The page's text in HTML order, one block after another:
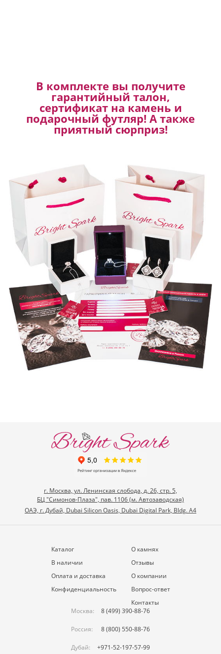
В комплекте вы получите
гарантийный талон,
сертификат на камень и
подарочный футляр! А также
приятный сюрприз!
г. Москва, ул. Ленинская слобода, д. 26, стр. 5,
БЦ "Симонов-Плаза", пав. 1106 (м. Автозаводская)
ОАЭ, г. Дубай, Dubai Silicon Oasis, Dubai Digital Park, Bldg. A4
Каталог
В наличии
Оплата и доставка
Конфиденциальность
О камнях
Отзывы
О компании
Вопрос-ответ
Контакты
Москва:
8 (499) 390-88-76
Россия: 8 (800) 550-88-76
Дубай: +971-52-197-57-99